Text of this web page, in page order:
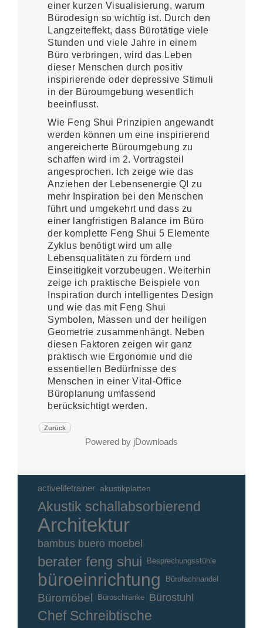
einer kurzen Visualisierung, warum
Bürodesign so wichtig ist. Durch den
Langzeiteffekt, dass Bürotätige viele
Stunden und viele Jahre in einem
Büro verbringen, wird das Leben
dieser Menschen durch positiv
inspirierende oder depressive Stimuli
in der Büroumgebung wesentlich
beeinflusst.
Wie Feng Shui Prinzipien angewandt
werden können um eine inspirierend
angereicherte Büroumgebung zu
schaffen wird im 2. Vortragsteil
angesprochen. Ich zeige wie das
Anziehen der Lebensenergie QI zu
mehr Inspiration bei den Menschen
führt und umgekehrt und dass zu
einer langfristigen Balance im Büro
der komplette Feng Shui 5 Elemente
Zyklus benötigt wird um alle
Lebensqualitäten zu fördern und
Einseitigkeit vorzubeugen. Weiterhin
zeige ich praktische Beispiele von
Inspiration durch intelligentes Design
und wie das mit Feng Shui
Symbolen, Massen und der heiligen
Geometrie zusammenhängt. Neben
diesen Faktoren zeigen wir ganz
praktisch wie Ergonomie und die
essentiellen Bedürfnisse des
Menschen in einer Vital-Office
Büroplanung umfassend
berücksichtigt werden.
Zurück
Powered by jDownloads
activelifetrainer akustikplatten
Akustik schallabsorbierend
Architektur
bambus buero moebel
berater feng shui Besprechungsstühle
büroeinrichtung Bürofachhandel
Büromöbel Büroschränke Bürostuhl
Chef Schreibtische